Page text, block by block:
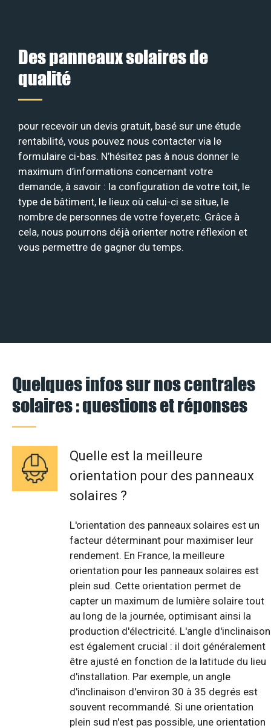
Des panneaux solaires de
qualité
pour recevoir un devis gratuit, basé sur une étude
rentabilité, vous pouvez nous contacter via le
formulaire ci-bas. N’hésitez pas à nous donner le
maximum d’informations concernant votre
demande, à savoir : la configuration de votre toit, le
type de bâtiment, le lieux où celui-ci se situe, le
nombre de personnes de votre foyer,etc. Grâce à
cela, nous pourrons déjà orienter notre réflexion et
vous permettre de gagner du temps.
Quelques infos sur nos centrales
solaires : questions et réponses
Quelle est la meilleure
orientation pour des panneaux
solaires ?
L'orientation des panneaux solaires est un
facteur déterminant pour maximiser leur
rendement. En France, la meilleure
orientation pour les panneaux solaires est
plein sud. Cette orientation permet de
capter un maximum de lumière solaire tout
au long de la journée, optimisant ainsi la
production d'électricité. L'angle d'inclinaison
est également crucial : il doit généralement
être ajusté en fonction de la latitude du lieu
d'installation. Par exemple, un angle
d'inclinaison d'environ 30 à 35 degrés est
souvent recommandé. Si une orientation
plein sud n'est pas possible, une orientation